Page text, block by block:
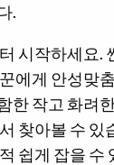
.
시작하세요.
에게 안성맞
한 작고 화려
찾아볼 수 있
쉽게 잡을 수